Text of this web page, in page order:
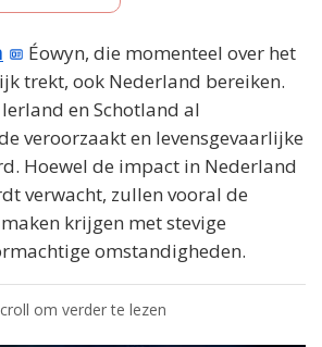
Éowyn, die momenteel over het
trekt, ook Nederland bereiken.
en Schotland al
veroorzaakt en levensgevaarlijke
Hoewel de impact in Nederland
verwacht, zullen vooral de
krijgen met stevige
omstandigheden.
om verder te lezen